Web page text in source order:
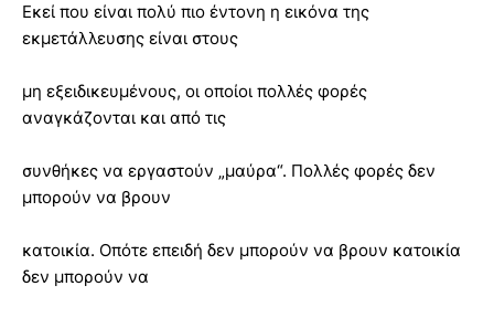
Εκεί που είναι πολύ πιο έντονη η εικόνα της
εκμετάλλευσης είναι στους
μη εξειδικευμένους, οι οποίοι πολλές φορές
αναγκάζονται και από τις
συνθήκες να εργαστούν „μαύρα“. Πολλές φορές δεν
μπορούν να βρουν
κατοικία. Οπότε επειδή δεν μπορούν να βρουν κατοικία
δεν μπορούν να